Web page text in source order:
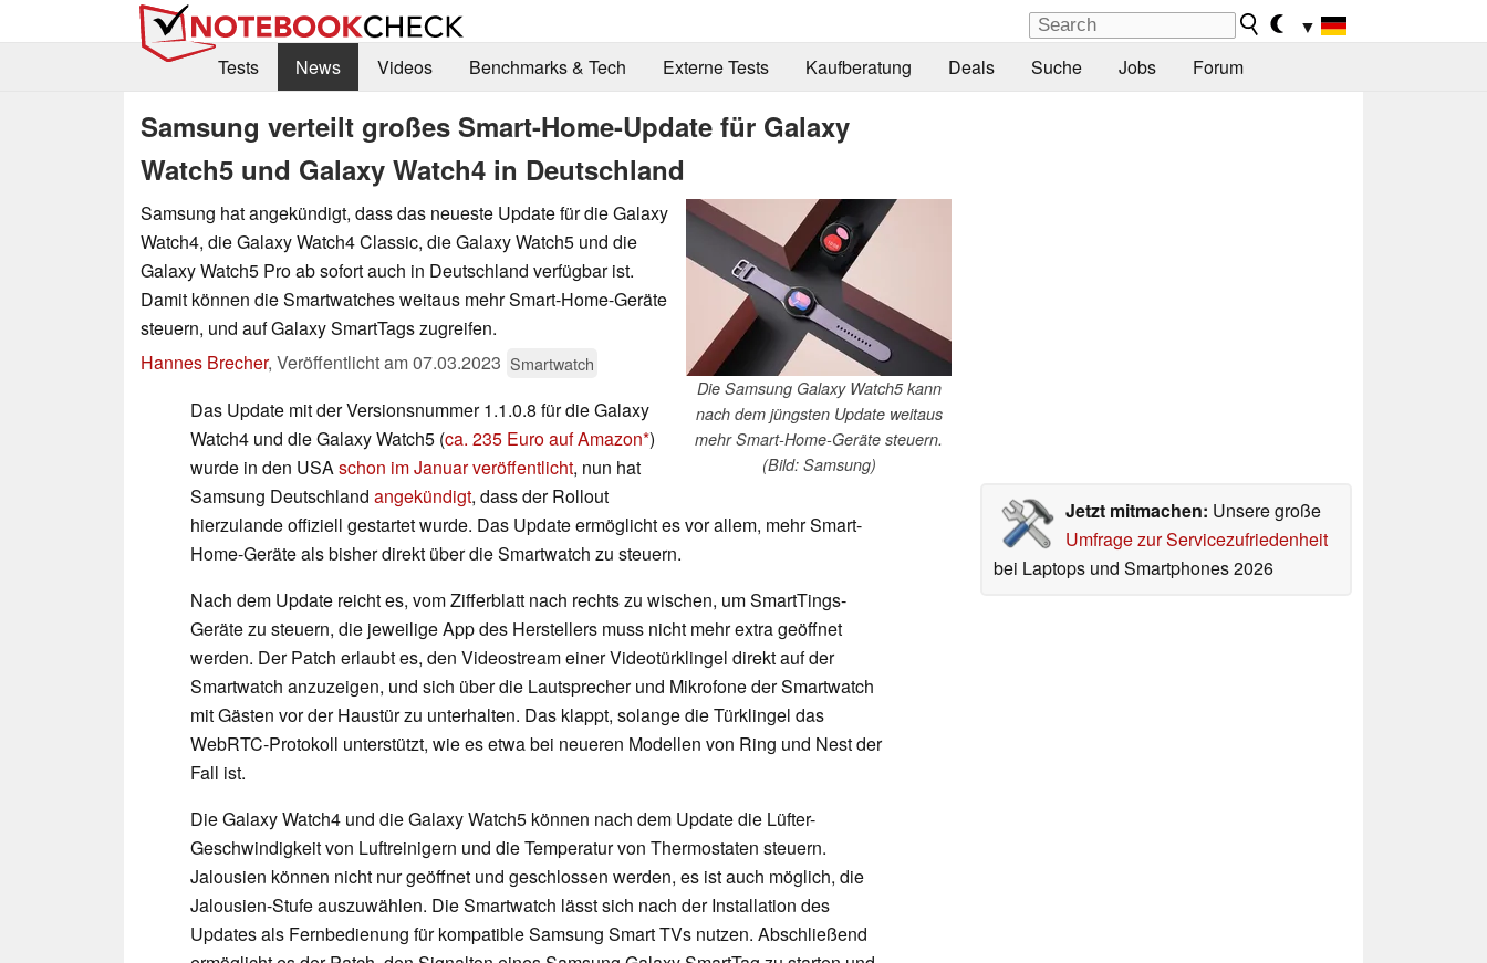
▼
Tests
News Videos Benchmarks & Tech Externe Tests Kaufberatung Deals Suche Jobs Forum
Samsung verteilt großes Smart-Home-Update für Galaxy
Watch5 und Galaxy Watch4 in Deutschland
Die Samsung Galaxy Watch5 kann
nach dem jüngsten Update weitaus
mehr Smart-Home-Geräte steuern.
(Bild: Samsung)
Samsung hat angekündigt, dass das neueste Update für die Galaxy
Watch4, die Galaxy Watch4 Classic, die Galaxy Watch5 und die
Galaxy Watch5 Pro ab sofort auch in Deutschland verfügbar ist.
Damit können die Smartwatches weitaus mehr Smart-Home-Geräte
steuern, und auf Galaxy SmartTags zugreifen.
Hannes Brecher, Veröffentlicht am07.03.2023 Smartwatch
Jetzt mitmachen: Unsere große
Umfrage zur Servicezufriedenheit
bei Laptops und Smartphones 2026
Das Update mit der Versionsnummer 1.1.0.8 für die Galaxy
Watch4 und die Galaxy Watch5 (ca. 235 Euro auf Amazon )
wurde in den USAschon im Januar veröffentlicht, nun hat
Samsung Deutschland angekündigt, dass der Rollout
hierzulande offiziell gestartet wurde. Das Update ermöglicht es vor allem, mehr Smart-
Home-Geräte als bisher direkt über die Smartwatch zu steuern.
Nach dem Update reicht es, vom Zifferblatt nach rechts zu wischen, um SmartTings-
Geräte zu steuern, die jeweilige App des Herstellers muss nicht mehr extra geöffnet
werden. Der Patch erlaubt es, den Videostream einer Videotürklingel direkt auf der
Smartwatch anzuzeigen, und sich über die Lautsprecher und Mikrofone der Smartwatch
mit Gästen vor der Haustür zu unterhalten. Das klappt, solange die Türklingel das
WebRTC-Protokoll unterstützt, wie es etwa bei neueren Modellen von Ring und Nest der
Fall ist.
Die Galaxy Watch4 und die Galaxy Watch5 können nach dem Update die Lüfter-
Geschwindigkeit von Luftreinigern und die Temperatur von Thermostaten steuern.
Jalousien können nicht nur geöffnet und geschlossen werden, es ist auch möglich, die
Jalousien-Stufe auszuwählen. Die Smartwatch lässt sich nach der Installation des
Updates als Fernbedienung für kompatible Samsung Smart TVs nutzen. Abschließend